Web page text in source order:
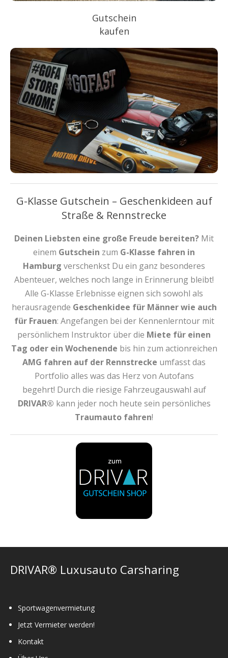
Gutschein
kaufen
G-Klasse Gutschein – Geschenkideen auf
Straße & Rennstrecke
Deinen Liebsten eine große Freude bereiten? Mit
einem Gutschein zum G-Klasse fahren in
Hamburg verschenkst Du ein ganz besonderes
Abenteuer, welches noch lange in Erinnerung bleibt!
Alle G-Klasse Erlebnisse eignen sich sowohl als
herausragende Geschenkidee für Männer wie auch
für Frauen: Angefangen bei der Kennenlerntour mit
persönlichem Instruktor über die Miete für einen
Tag oder ein Wochenende bis hin zum actionreichen
AMG fahren auf der Rennstrecke umfasst das
Portfolio alles was das Herz von Autofans
begehrt! Durch die riesige Fahrzeugauswahl auf
DRIVAR® kann jeder noch heute sein persönliches
Traumauto fahren!
DRIVAR® Luxusauto Carsharing
Sportwagenvermietung
Jetzt Vermieter werden!
Kontakt